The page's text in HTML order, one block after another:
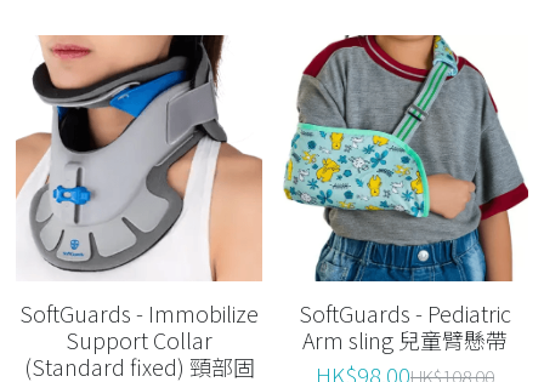
SoftGuards - Immobilize
Support Collar
(Standard fixed) 頸部固
SoftGuards - Pediatric
Arm sling 兒童臂懸帶
HK$98.00HK$108.00